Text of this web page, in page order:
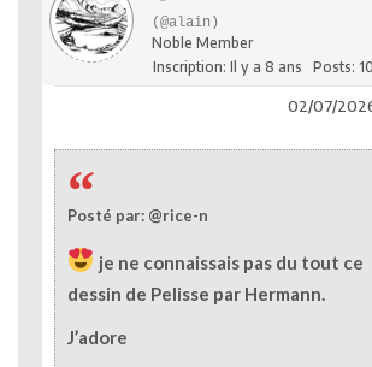
(@alain)
Noble Member
Inscription: Il y a 8 ans
Posts:
02/07/
Posté par: @rice-n
je ne connaissais pas du tout ce
dessin de Pelisse par Hermann.
J’adore